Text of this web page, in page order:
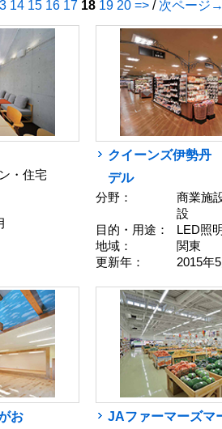
14 15 16 17 18 19 20 => / 次ページ→
・住宅
クイーンズ伊勢
デル
分野：
商業施
設
目的・用途：
LED照
地域：
関東
更新年：
2015年5
お
JAファーマーズマ